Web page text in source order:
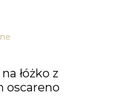
łóżko z
oscareno